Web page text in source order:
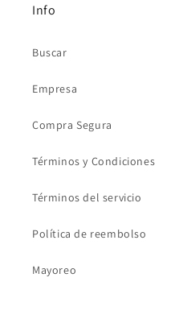
Info
Buscar
Empresa
Compra Segura
Términos y Condiciones
Términos del servicio
Política de reembolso
Mayoreo